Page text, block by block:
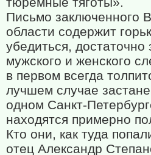
Письмо заключенного
области содержит
убедиться,
мужского и женского
в первом всегда
лучшем случае
одном Санкт-
находятся примерно
Кто они, как туда
отец Александр